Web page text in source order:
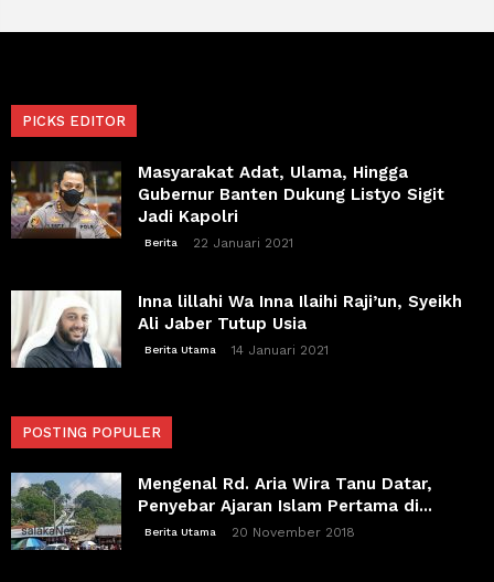
PICKS EDITOR
Masyarakat Adat, Ulama, Hingga
Gubernur Banten Dukung Listyo Sigit
Jadi Kapolri
Berita 22 Januari 2021
Inna lillahi Wa Inna Ilaihi Raji’un, Syeikh
Ali Jaber Tutup Usia
Berita Utama 14 Januari 2021
POSTING POPULER
Mengenal Rd. Aria Wira Tanu Datar,
Penyebar Ajaran Islam Pertama di...
Berita Utama 20 November 2018